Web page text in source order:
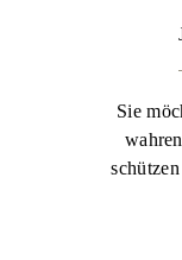
Sie